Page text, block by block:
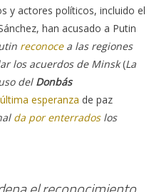
y actores políticos, incluido el
han acusado a Putin
reconocea las regiones
los acuerdos de Minsk(La
del Donbás
última esperanza de paz
da por enterradoslos